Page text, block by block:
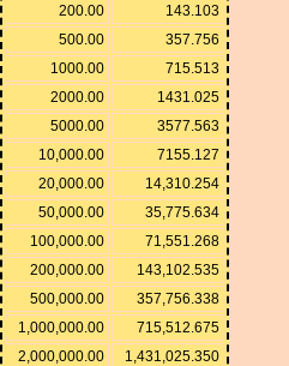
200.00
143.103
500.00
357.756
1000.00
715.513
2000.00
1431.025
5000.00
3577.563
10,000.00
7155.127
20,000.00
14,310.254
50,000.00
35,775.634
100,000.00
71,551.268
200,000.00
143,102.535
500,000.00
357,756.338
1,000,000.00
715,512.675
2,000,000.00
1,431,025.350